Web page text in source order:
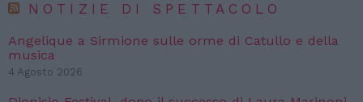
NOTIZIE DI SPETTACOLO
Angelique a Sirmione sulle orme di Catullo e della
musica
4 Agosto 2026